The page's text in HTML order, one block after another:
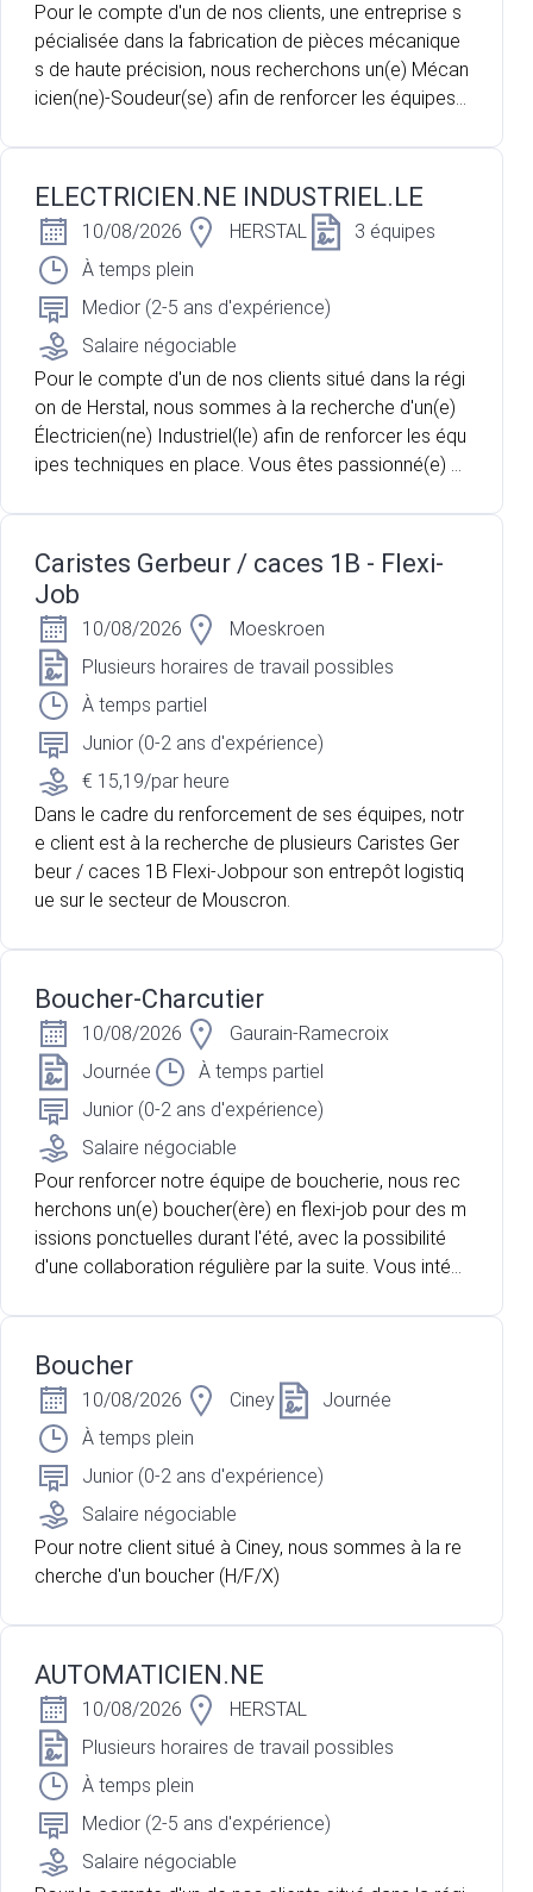
Pour le compte d'un de nos clients, une entreprise s
pécialisée dans la fabrication de pièces mécanique
s de haute précision, nous recherchons un(e) Mécan
icien(ne)-Soudeur(se) afin de renforcer les équipes
eur, votre minutie et votre souci du détail ? Vous sou
haitez évoluer dans un environnement technique où l
a qualité et la précision occupent une place centrale
? Cette opportunité est faite pour vous.
ELECTRICIEN.NE INDUSTRIEL.LE
10/08/2026 HERSTAL
3 équipes
À temps plein
Medior (2-5 ans d'expérience)
Salaire négociable
Pour le compte d'un de nos clients situé dans la régi
on de Herstal, nous sommes à la recherche d'un(e)
Électricien(ne) Industriel(le) afin de renforcer les équ
ipes techniques en place. Vous êtes passionné(e) p
ez évoluer dans un environnement technique stimula
nt ? Vous recherchez une opportunité vous permett
ant de développer vos compétences tout en partici
pant à des projets variés ? Cette offre est faite pour
vous.
Caristes Gerbeur / caces 1B - Flexi-
Job
10/08/2026
Moeskroen
Plusieurs horaires de travail possibles
À temps partiel
Junior (0-2 ans d'expérience)
€ 15,19/par heure
Dans le cadre du renforcement de ses équipes, notr
e client est à la recherche de plusieurs Caristes Ger
beur / caces 1B Flexi-Jobpour son entrepôt logistiq
ue sur le secteur de Mouscron.
Boucher-Charcutier
10/08/2026
Gaurain-Ramecroix
Journée
À temps partiel
Junior (0-2 ans d'expérience)
Salaire négociable
Pour renforcer notre équipe de boucherie, nous rec
herchons un(e) boucher(ère) en flexi-job pour des m
issions ponctuelles durant l'été, avec la possibilité
d'une collaboration régulière par la suite. Vous intégr
onctionnement du rayon boucherie de notre grande
surface dans la périphérie tournaisienne tout en app
ortant votre savoir-faire et votre professionnalisme.
Boucher
10/08/2026 Ciney
Journée
À temps plein
Junior (0-2 ans d'expérience)
Salaire négociable
Pour notre client situé à Ciney, nous sommes à la re
cherche d'un boucher (H/F/X)
AUTOMATICIEN.NE
10/08/2026
HERSTAL
Plusieurs horaires de travail possibles
À temps plein
Medior (2-5 ans d'expérience)
Salaire négociable